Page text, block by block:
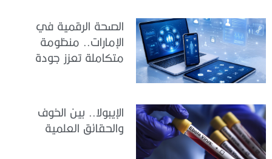
الصحة الرقمية في
الإمارات.. منظومة
متكاملة تعزز جودة
الإيبولا.. بين الخوف
والحقائق العلمية